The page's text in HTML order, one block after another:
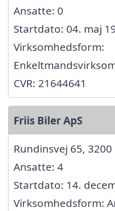
Ansatte: 0
Startdato: 04. maj
Virksomhedsform:
CVR: 21644641
Friis Biler ApS
Rundinsvej 65,
Ansatte: 4
Startdato: 14.
Virksomhedsform: